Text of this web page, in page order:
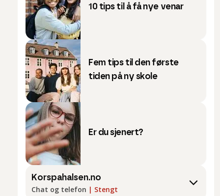
10 tips til å få nye venar
Fem tips til den første
tiden på ny skole
Er du sjenert?
Korspahalsen.no
Chat og telefon | Stengt